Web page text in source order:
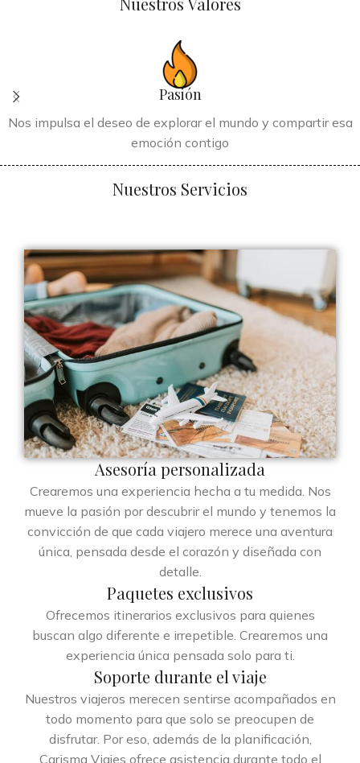
Pasión
Nos impulsa el deseo de explorar el mundo y compartir esa
emoción contigo
Nuestros Servicios
Asesoría personalizada
Crearemos una experiencia hecha a tu medida. Nos
mueve la pasión por descubrir el mundo y tenemos la
convicción de que cada viajero merece una aventura
única, pensada desde el corazón y diseñada con
detalle.
Paquetes exclusivos
Ofrecemos itinerarios exclusivos para quienes
buscan algo diferente e irrepetible. Crearemos una
experiencia única pensada solo para ti.
Soporte durante el viaje
Nuestros viajeros merecen sentirse acompañados en
todo momento para que solo se preocupen de
disfrutar. Por eso, además de la planificación,
Carisma Viajes ofrece asistencia durante todo el